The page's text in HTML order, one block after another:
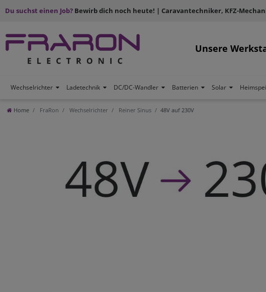
Du suchst einen Job? Bewirb dich noch heute! | Caravantechniker, KFZ-
Unsere
Wechselrichter Ladetechnik DC/DC-Wandler Batterien Solar
Home FraRon Wechselrichter Reiner Sinus 48V auf 230V